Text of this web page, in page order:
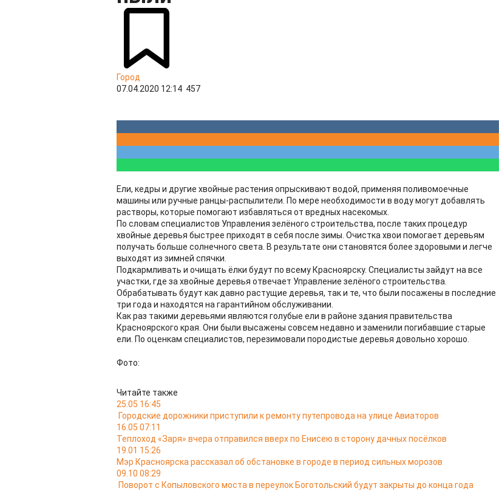
Город
07.04.2020 12:14 457
Ели, кедры и другие хвойные растения опрыскивают водой, применяя поливомоечные
машины или ручные ранцы-распылители. По мере необходимости в воду могут добавлять
растворы, которые помогают избавляться от вредных насекомых.
По словам специалистов Управления зелёного строительства, после таких процедур
хвойные деревья быстрее приходят в себя после зимы. Очистка хвои помогает деревьям
получать больше солнечного света. В результате они становятся более здоровыми и легче
выходят из зимней спячки.
Подкармливать и очищать ёлки будут по всему Красноярску. Специалисты зайдут на все
участки, где за хвойные деревья отвечает Управление зелёного строительства.
Обрабатывать будут как давно растущие деревья, так и те, что были посажены в последние
три года и находятся на гарантийном обслуживании.
Как раз такими деревьями являются голубые ели в районе здания правительства
Красноярского края. Они были высажены совсем недавно и заменили погибавшие старые
ели. По оценкам специалистов, перезимовали породистые деревья довольно хорошо.
Фото:
Читайте также
25.05 16:45
Городские дорожники приступили к ремонту путепровода на улице Авиаторов
16.05 07:11
Теплоход «Заря» вчера отправился вверх по Енисею в сторону дачных посёлков
19.01 15:26
Мэр Красноярска рассказал об обстановке в городе в период сильных морозов
09.10 08:29
Поворот с Копыловского моста в переулок Боготольский будут закрыты до конца года